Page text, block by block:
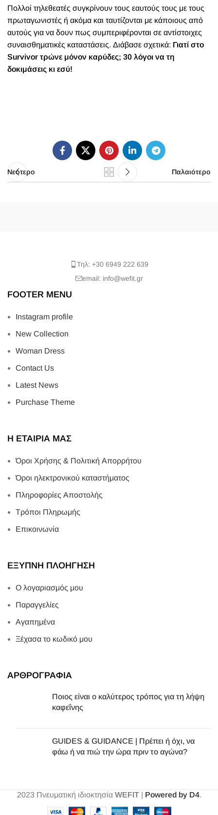
Πολλοί τηλεθεατές συγκρίνουν τους εαυτούς τους με τους
πρωταγωνιστές ή ακόμα και ταυτίζονται με κάποιους από
αυτούς για να δουν πως συμπεριφέρονται σε αντίστοιχες
συναισθηματικές καταστάσεις. Διάβασε σχετικά: Γιατί στο
Survivor τρώνε μόνον καρύδες; 30 λόγοι να τη
δοκιμάσεις κι εσύ!
Νεότερο Παλαιότερο
Τηλ: +30 6949 222 639
email: info@wefit.gr
FOOTER MENU
Instagram profile
New Collection
Woman Dress
Contact Us
Latest News
Purchase Theme
Η ΕΤΑΙΡΙΑ ΜΑΣ
Όροι Χρήσης & Πολιτική Απορρήτου
Όροι ηλεκτρονικού καταστήματος
Πληροφορίες Αποστολής
Τρόποι Πληρωμής
Επικοινωνία
ΕΞΥΠΝΗ ΠΛΟΗΓΗΣΗ
Ο λογαριασμός μου
Παραγγελίες
Αγαπημένα
Ξέχασα το κωδικό μου
ΑΡΘΡΟΓΡΑΦΙΑ
Ποιος είναι ο καλύτερος τρόπος για τη λήψη
καφεΐνης
GUIDES & GUIDANCE | Πρέπει ή όχι, να
φάω ή να πιώ την ώρα πριν το αγώνα?
2023 Πνευματική ιδιοκτησία WEFIT| Powered by D4.